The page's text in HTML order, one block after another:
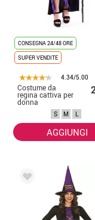
CONSEGNA 24/48 ORE
SUPER VENDITE
4.34/5.00
Costume da
regina cattiva per
donna
S M L
AGGIUNGI